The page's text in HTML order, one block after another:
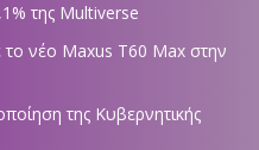
της Multiverse
νέο Maxus T60 Max στην
της Κυβερνητικής